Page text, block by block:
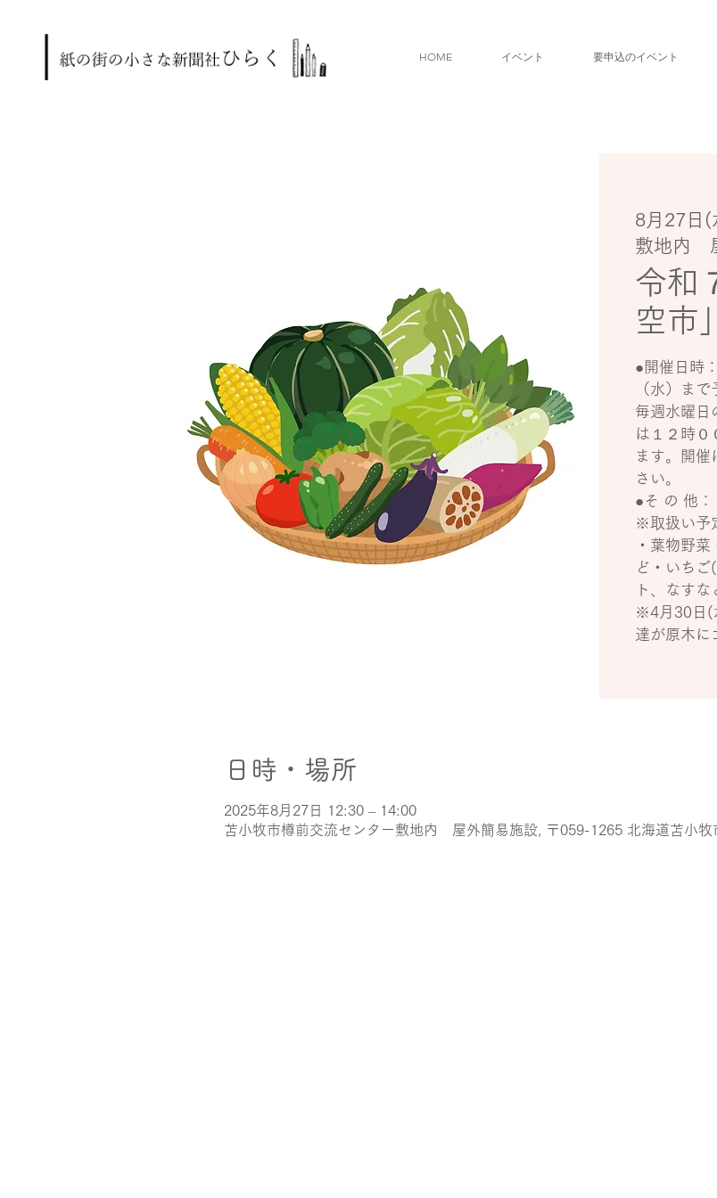
HOME イベント 要申込のイベント
8月27日(
敷地内
令和
空市
●開催日時
（水）まで
毎週水曜日
は１２時０
ます。開催
さい。
●そ の 他
※取扱い予
・葉物野
ど・いち
ト、なす
※4月30日(
達が原木に
日時・場所
2025年8月27日 12:30 – 14:00
苫小牧市樽前交流センター敷地内 屋外簡易施設, 〒059-1265 北海道苫小牧